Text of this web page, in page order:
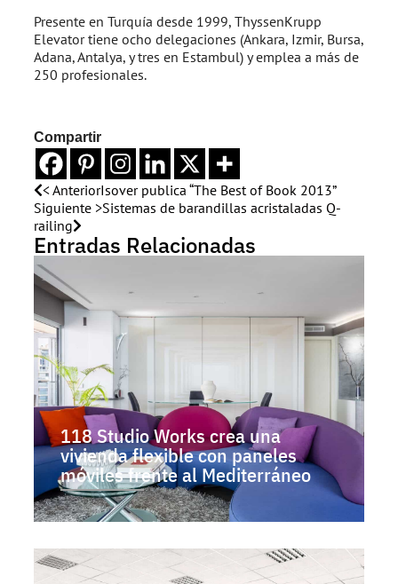
Presente en Turquía desde 1999, ThyssenKrupp
Elevator tiene ocho delegaciones (Ankara, Izmir, Bursa,
Adana, Antalya, y tres en Estambul) y emplea a más de
250 profesionales.
Compartir
< AnteriorIsover publica “The Best of Book 2013”
Siguiente >Sistemas de barandillas acristaladas Q-
railing
Entradas Relacionadas
118 Studio Works crea una
vivienda flexible con paneles
móviles frente al Mediterráneo